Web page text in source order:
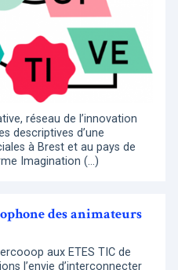
réseau de l’innovation
descriptives d’une
à Brest et au pays de
Imagination (…)
des animateurs
aux ETES TIC de
l’envie d’interconnecter